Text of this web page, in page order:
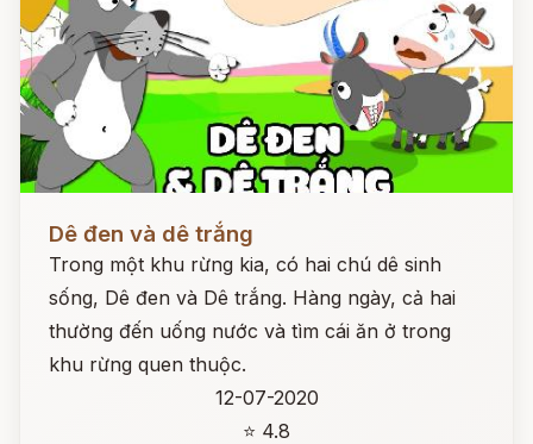
Dê đen và dê trắng
Trong một khu rừng kia, có hai chú dê sinh
sống, Dê đen và Dê trắng. Hàng ngày, cả hai
thường đến uống nước và tìm cái ăn ở trong
khu rừng quen thuộc.
12-07-2020
⭐ 4.8